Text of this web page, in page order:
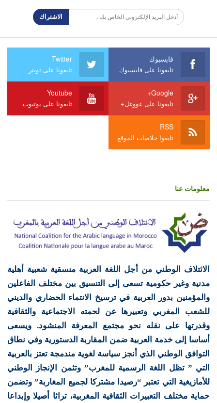
الاشتراك
فايسبوك
تابعونا على فايسبوك
Twitter
تابعونا على تويتر
Google+
تابعونا على غووغل+
Youtube
تابعونا على يوتيوب
RSS
تابعوا خلاصات الموقع
معلومات عنا
الائتلاف الوطني من أجل اللغة العربية منسقية شعبية أهلية
مدنية وغير حكومية تسعى إلى التنسيق بين مختلف الفاعلين
والمؤمنين بدور العربية في ترسيخ الانتماء الحضاري والديني
للشعب المغربي وتعبيرها عن لحمته الاجتماعية والثقافية
وقدرتها على نقله نحو مجتمع المعرفة المنشود. ويسعى
أساسا إلى خدمة العربية ضمن المقاربة الدستورية وفي نطاق
التوافق الوطني الذي أنجز سياسة لغوية مندمجة تعتز بالعربية
التي ” تظل اللغة الرسمية للمغرب” وتثمن الإنجاز الوطني
للأمازيغية التي تعتبر “رصيدا مشتركا لجميع المغاربة” وتضمن
حماية مختلف التعبيرات الثقافية المغربية، تراثا أصيلا وإبداعا